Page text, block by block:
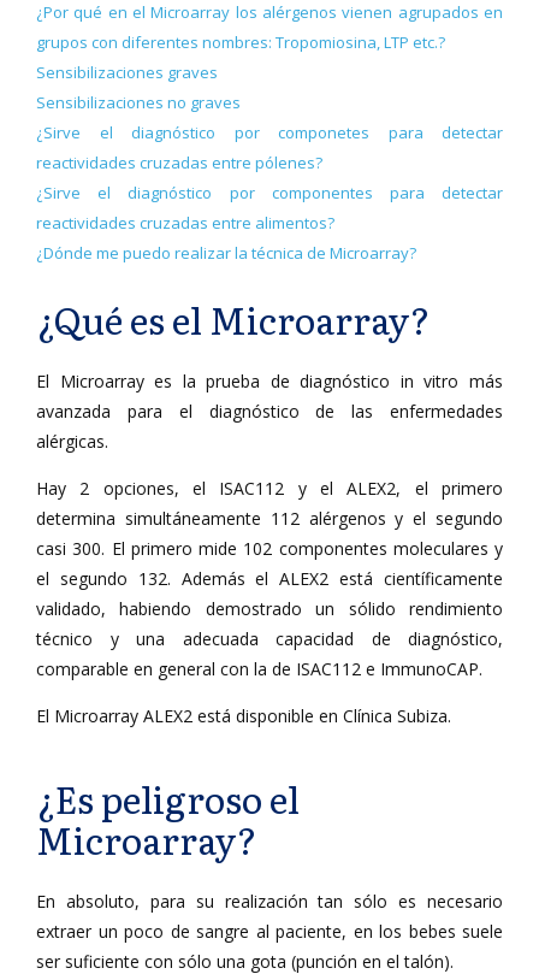
¿Por qué en el Microarray los alérgenos vienen agrupados en
grupos con diferentes nombres: Tropomiosina, LTP etc.?
Sensibilizaciones graves
Sensibilizaciones no graves
¿Sirve el diagnóstico por componetes para detectar
reactividades cruzadas entre pólenes?
¿Sirve el diagnóstico por componentes para detectar
reactividades cruzadas entre alimentos?
¿Dónde me puedo realizar la técnica de Microarray?
¿Qué es el Microarray?
El Microarray es la prueba de diagnóstico in vitro más
avanzada para el diagnóstico de las enfermedades
alérgicas.
Hay 2 opciones, el ISAC112 y el ALEX2, el primero
determina simultáneamente 112 alérgenos y el segundo
casi 300. El primero mide 102 componentes moleculares y
el segundo 132. Además el ALEX2 está científicamente
validado, habiendo demostrado un sólido rendimiento
técnico y una adecuada capacidad de diagnóstico,
comparable en general con la de ISAC112 e ImmunoCAP.
El Microarray ALEX2 está disponible en Clínica Subiza.
¿Es peligroso el
Microarray?
En absoluto, para su realización tan sólo es necesario
extraer un poco de sangre al paciente, en los bebes suele
ser suficiente con sólo una gota (punción en el talón).